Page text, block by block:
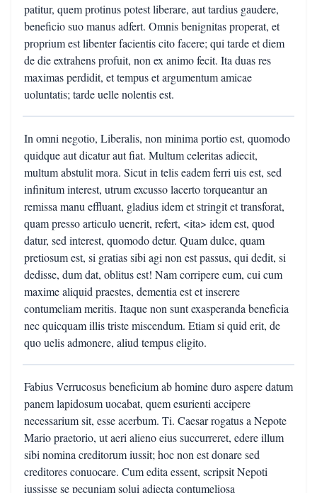
patitur, quem protinus potest liberare, aut tardius gaudere,
beneficio suo manus adfert. Omnis benignitas properat, et
proprium est libenter facientis cito facere; qui tarde et diem
de die extrahens profuit, non ex animo fecit. Ita duas res
maximas perdidit, et tempus et argumentum amicae
uoluntatis; tarde uelle nolentis est.
In omni negotio, Liberalis, non minima portio est, quomodo
quidque aut dicatur aut fiat. Multum celeritas adiecit,
multum abstulit mora. Sicut in telis eadem ferri uis est, sed
infinitum interest, utrum excusso lacerto torqueantur an
remissa manu effluant, gladius idem et stringit et transforat,
quam presso articulo uenerit, refert, <ita> idem est, quod
datur, sed interest, quomodo detur. Quam dulce, quam
pretiosum est, si gratias sibi agi non est passus, qui dedit, si
dedisse, dum dat, oblitus est! Nam corripere eum, cui cum
maxime aliquid praestes, dementia est et inserere
contumeliam meritis. Itaque non sunt exasperanda beneficia
nec quicquam illis triste miscendum. Etiam si quid erit, de
quo uelis admonere, aliud tempus eligito.
Fabius Verrucosus beneficium ab homine duro aspere datum
panem lapidosum uocabat, quem esurienti accipere
necessarium sit, esse acerbum. Ti. Caesar rogatus a Nepote
Mario praetorio, ut aeri alieno eius succurreret, edere illum
sibi nomina creditorum iussit; hoc non est donare sed
creditores conuocare. Cum edita essent, scripsit Nepoti
iussisse se pecuniam solui adiecta contumeliosa